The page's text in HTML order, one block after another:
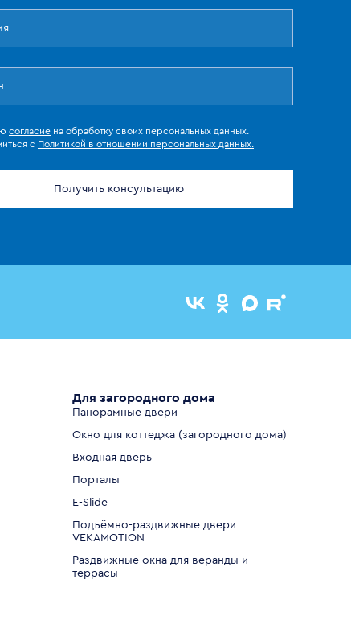
согласие на обработку своих персональных данных.
с Политикой в отношении персональных данных.
Получить консультацию
Для загородного дома
Панорамные двери
Окно для коттеджа (загородного дома)
Входная дверь
Порталы
E-Slide
Подъёмно-раздвижные двери
VEKAMOTION
Раздвижные окна для веранды и
террасы